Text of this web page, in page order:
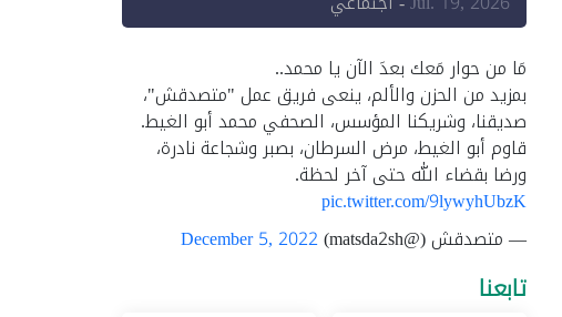
مَا من حوار مَعك بعدَ الآن يا محمد..
بمزيد من الحزن والألم، ينعى فريق عمل "متصدقش"،
صديقنا، وشريكنا المؤسس، الصحفي محمد أبو الغيط.
قاوم أبو الغيط، مرض السرطان، بصبر وشجاعة نادرة،
ورضا بقضاء الله حتى آخر لحظة.
pic.twitter.com/9lywyhUbzK
— متصدقش (@matsda2sh)
December 5, 2022
تابعنا